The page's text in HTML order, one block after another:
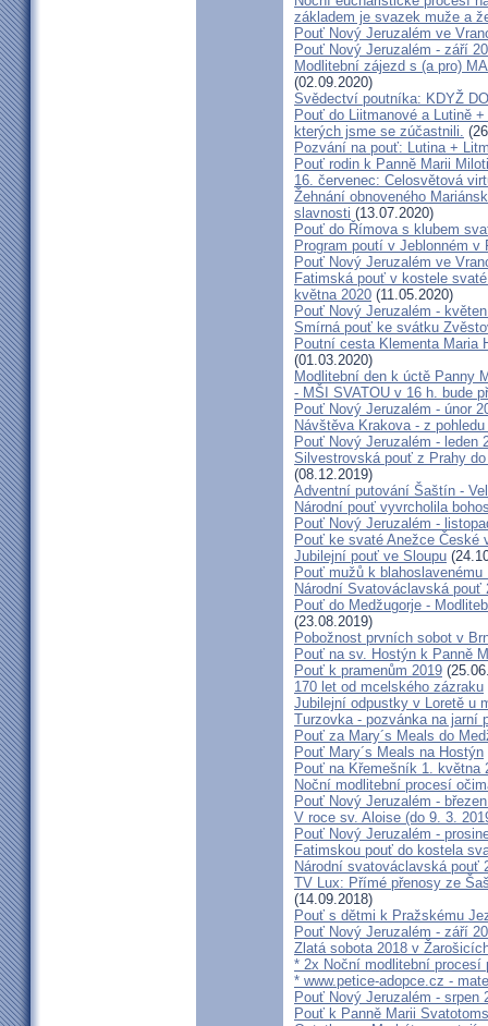
základem je svazek muže a
Pouť Nový Jeruzalém ve
Pouť Nový Jeruzalém - září
Modlitební zájezd s (a pro)
(02.09.2020)
Svědectví poutníka: KDYŽ
Pouť do Liitmanové a Lutině
kterých jsme se zúčastnili.
Pozvání na pouť: Lutina +
Pouť rodin k Panně Marii
16. červenec: Celosvětová
Žehnání obnoveného
slavnosti (13.07.2020)
Pouť do Římova s klubem
Program poutí v Jeblonném v
Pouť Nový Jeruzalém ve
Fatimská pouť v kostele
května 2020 (11.05.2020)
Pouť Nový Jeruzalém -
Smírná pouť ke svátku
Poutní cesta Klementa Maria
(01.03.2020)
Modlitební den k úctě Panny
- MŠI SVATOU v 16 h. bude
Pouť Nový Jeruzalém - únor
Návštěva Krakova - z
Pouť Nový Jeruzalém - leden
Silvestrovská pouť z Prahy
(08.12.2019)
Adventní putování Šaštín -
Národní pouť vyvrcholila
Pouť Nový Jeruzalém -
Pouť ke svaté Anežce České
Jubilejní pouť ve Sloupu
Pouť mužů k
Národní Svatováclavská pouť
Pouť do Medžugorje -
(23.08.2019)
Pobožnost prvních sobot v
Pouť na sv. Hostýn k Panně
Pouť k pramenům 2019
170 let od mcelského zázraku
Jubilejní odpustky v Loretě u
Turzovka - pozvánka na jarní
Pouť za Mary´s Meals do
Pouť Mary´s Meals na Hostýn
Pouť na Křemešník 1. května
Noční modlitební procesí
Pouť Nový Jeruzalém -
V roce sv. Aloise (do 9. 3.
Pouť Nový Jeruzalém -
Fatimskou pouť do kostela
Národní svatováclavská pouť
TV Lux: Přímé přenosy ze
(14.09.2018)
Pouť s dětmi k Pražskému
Pouť Nový Jeruzalém - září
Zlatá sobota 2018 v
* 2x Noční modlitební
* www.petice-adopce.cz -
Pouť Nový Jeruzalém - srpen
Pouť k Panně Marii